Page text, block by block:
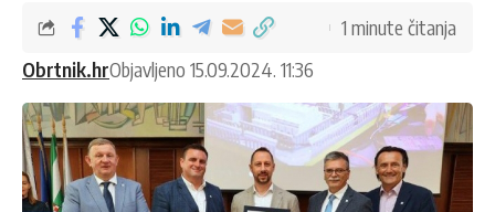
Obrtnik.hrObjavljeno 15.09.2024. 11:36
1 minute čitanja